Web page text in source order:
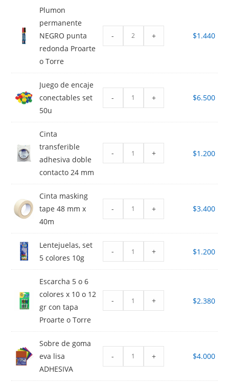
Plumon
permanente
NEGRO punta
redonda Proarte
o Torre
- + $1.440
Juego de encaje
conectables set
50u
- + $6.500
Cinta
transferible
adhesiva doble
contacto 24 mm
- + $1.200
Cinta masking
tape 48 mm x
40m
- + $3.400
Lentejuelas, set
5 colores 10g
- + $1.200
Escarcha 5 o 6
colores x 10 o 12
gr con tapa
Proarte o Torre
- + $2.380
Sobre de goma
eva lisa
ADHESIVA
- + $4.000